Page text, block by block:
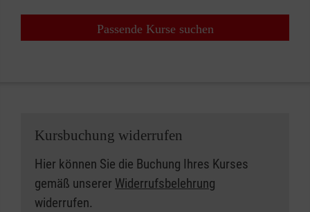
Passende Kurse suchen
Kursbuchung widerrufen
Hier können Sie die Buchung Ihres Kurses
gemäß unserer Widerrufsbelehrung
widerrufen.